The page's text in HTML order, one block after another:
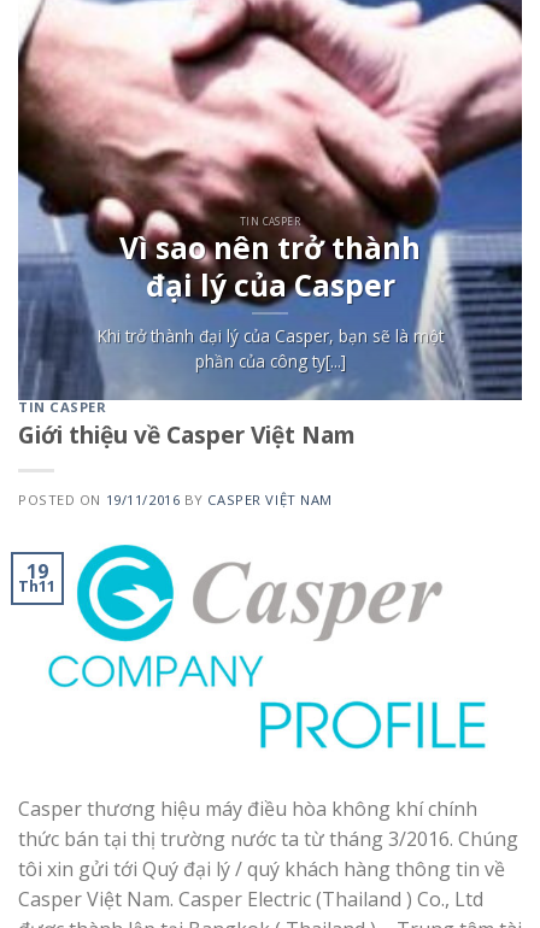
TIN CASPER
Vì sao nên trở thành
đại lý của Casper
Khi trở thành đại lý của Casper, bạn sẽ là một
phần của công ty[...]
TIN CASPER
Giới thiệu về Casper Việt Nam
POSTED ON 19/11/2016 BY CASPER VIỆT NAM
19
Th11
Casper thương hiệu máy điều hòa không khí chính
thức bán tại thị trường nước ta từ tháng 3/2016. Chúng
tôi xin gửi tới Quý đại lý / quý khách hàng thông tin về
Casper Việt Nam. Casper Electric (Thailand ) Co., Ltd